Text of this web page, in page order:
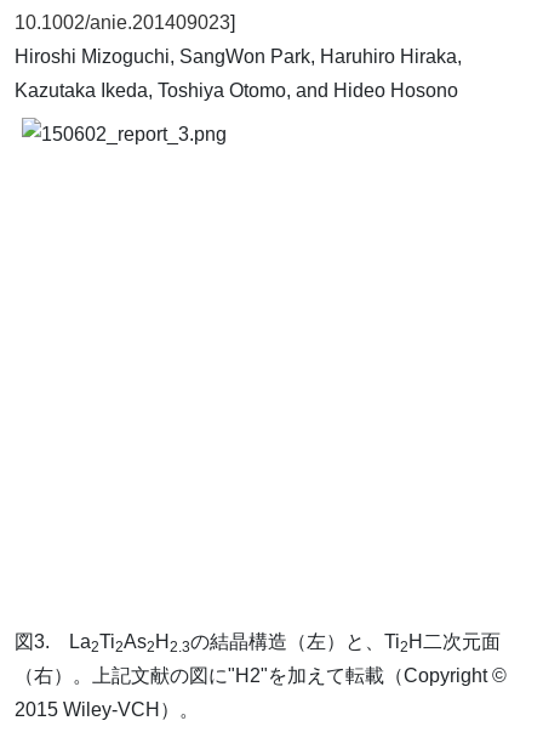
10.1002/anie.201409023]
Hiroshi Mizoguchi, SangWon Park, Haruhiro Hiraka,
Kazutaka Ikeda, Toshiya Otomo, and Hideo Hosono
図3. La2Ti2As2 H 2.3の結晶構造（左）と、Ti2 H二次元面
（右）。上記文献の図に"H2"を加えて転載（Copyright ©
2015 Wiley-VCH）。